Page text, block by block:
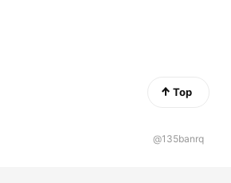
Top
@135banrq